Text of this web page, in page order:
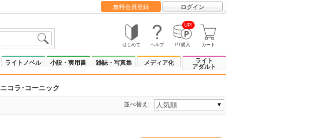
無料会員登録 ログイン
はじめて ヘルプ
UP!
PT購入 カート
ライトノベル 小説・実用書 雑誌・写真集 メディア化
ライト
アダルト
ニコラ･コーニック
並べ替え: